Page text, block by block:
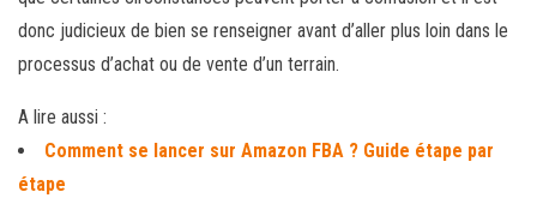
donc judicieux de bien se renseigner avant d’aller plus loin dans le
processus d’achat ou de vente d’un terrain.
A lire aussi :
Comment se lancer sur Amazon FBA ? Guide étape par
étape